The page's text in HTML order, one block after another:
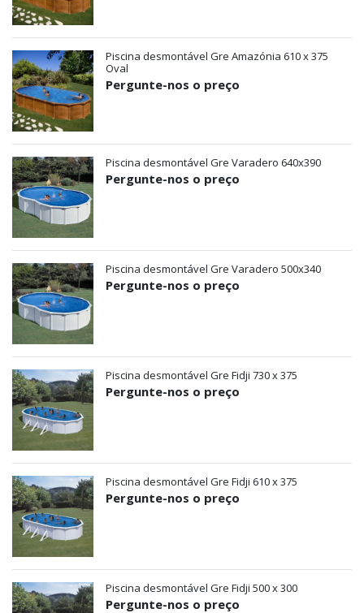
Piscina desmontável Gre Amazónia 610 x 375
Oval
Pergunte-nos o preço
Piscina desmontável Gre Varadero 640x390
Pergunte-nos o preço
Piscina desmontável Gre Varadero 500x340
Pergunte-nos o preço
Piscina desmontável Gre Fidji 730 x 375
Pergunte-nos o preço
Piscina desmontável Gre Fidji 610 x 375
Pergunte-nos o preço
Piscina desmontável Gre Fidji 500 x 300
Pergunte-nos o preço